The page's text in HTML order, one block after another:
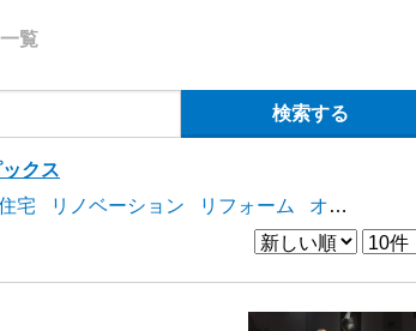
覧
クス
宅
リノベーション リフォーム オープンスペース